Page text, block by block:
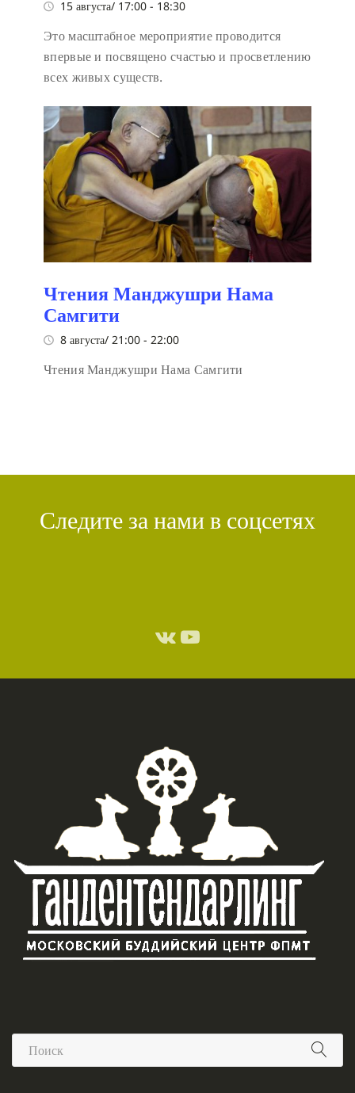
15 августа/ 17:00 - 18:30
Это масштабное мероприятие проводится
впервые и посвящено счастью и просветлению
всех живых существ.
Чтения Манджушри Нама
Самгити
8 августа/ 21:00 - 22:00
Чтения Манджушри Нама Самгити
Следите за нами в соцсетях